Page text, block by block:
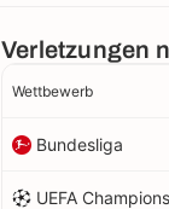
Verletzungen
Wettbewerb
Bundesliga
UEFA